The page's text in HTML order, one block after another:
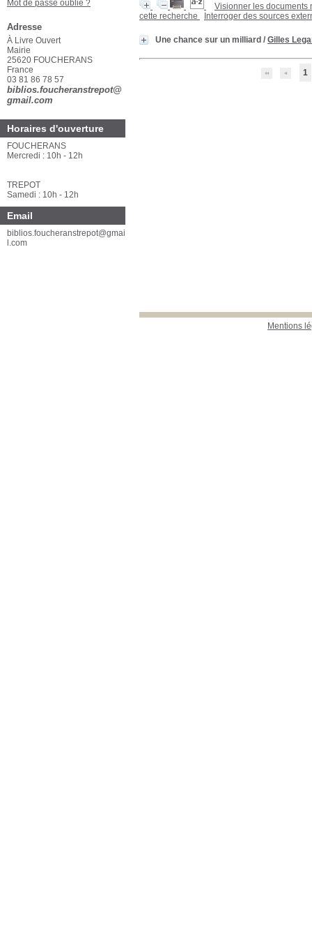
Visionner les documents
cette recherche
Interroger des sources
Une chance sur un milliard/Gilles
1
Mentions
Mot de passe oublié ?
Adresse
À Livre Ouvert
Mairie
25620 FOUCHERANS
France
03 81 86 78 57
biblios.foucheranstrepot@
gmail.com
Horaires d'ouverture
FOUCHERANS
Mercredi : 10h - 12h
TREPOT
Samedi : 10h - 12h
Email
biblios.foucheranstrepot@gmai
l.com